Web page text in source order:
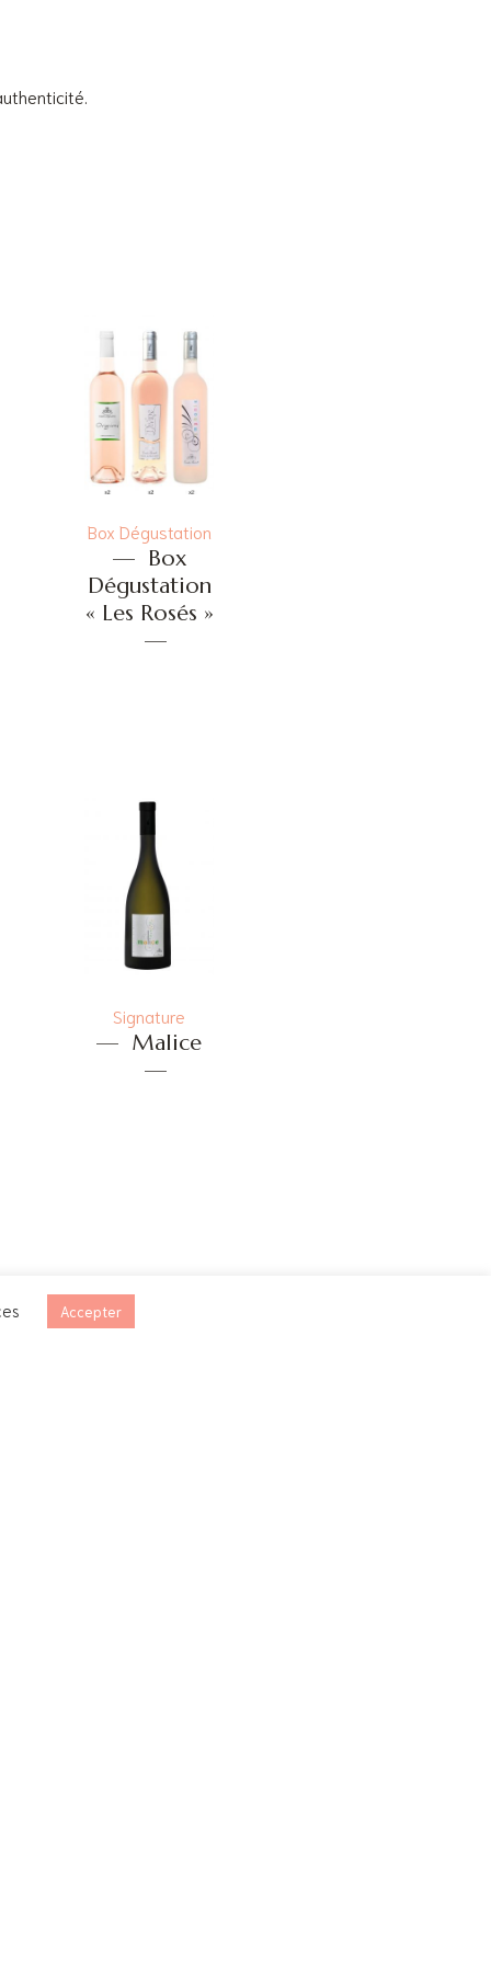
Box Dégustation
— Box
Dégustation
« Les Rosés »
—
Signature
— Malice
—
Accepter